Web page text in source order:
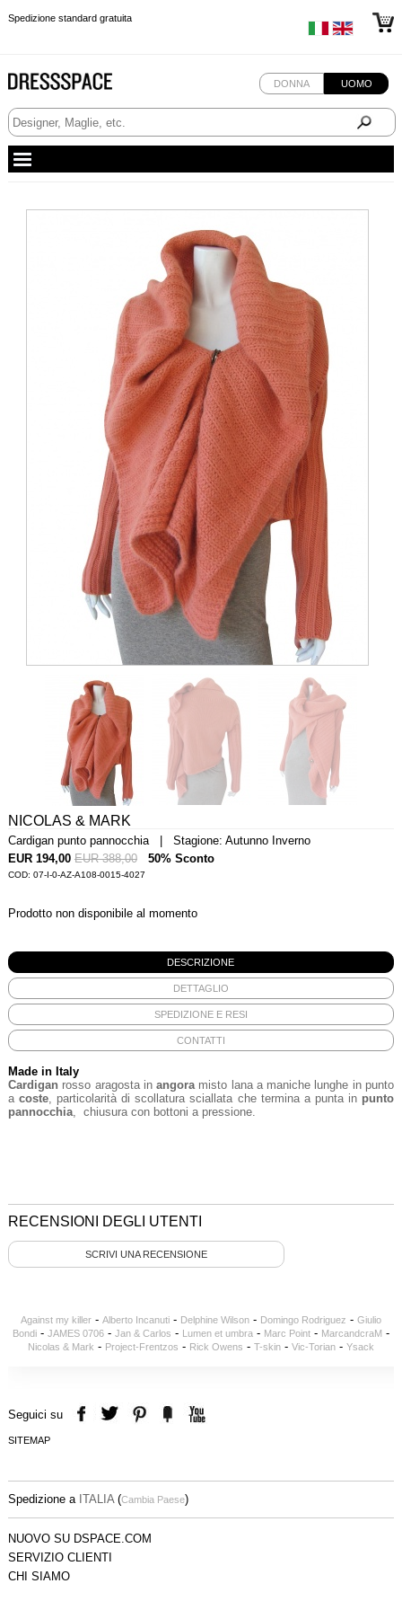
Spedizione standard gratuita
DONNA UOMO
NICOLAS & MARK
Cardigan punto pannocchia | Stagione: Autunno Inverno
EUR 194,00 EUR 388,00 50% Sconto
COD: 07-I-0-AZ-A108-0015-4027
Prodotto non disponibile al momento
DESCRIZIONE
DETTAGLIO
SPEDIZIONE E RESI
CONTATTI
Made in Italy
Cardigan rosso aragosta inangoramisto lana a maniche lunghe in punto
acoste, particolarità di scollatura sciallata che termina a punta inpunto
pannocchia, chiusura con bottoni a pressione.
RECENSIONI DEGLI UTENTI
SCRIVI UNA RECENSIONE
Against my killer- Alberto Incanuti- Delphine Wilson- Domingo Rodriguez - Giulio
Bondi- JAMES 0706- Jan & Carlos - Lumen et umbra- Marc Point- MarcandcraM -
Nicolas & Mark - Project-Frentzos - Rick Owens - T-skin- Vic-Torian- Ysack
Seguici su
SITEMAP
Spedizione a ITALIA (Cambia Paese)
NUOVO SU DSPACE.COM
SERVIZIO CLIENTI
CHI SIAMO